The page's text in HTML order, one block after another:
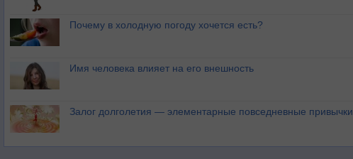
Почему в холодную погоду хочется есть?
Имя человека влияет на его внешность
Залог долголетия — элементарные повседневные привычки